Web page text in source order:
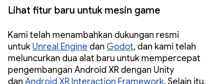
Lihat fitur baru untuk mesin game
Kami telah menambahkan dukungan resmi
untuk Unreal Engine dan Godot, dan kami telah
meluncurkan dua alat baru untuk mempercepat
pengembangan Android XR dengan Unity
dan Android XR Interaction Framework. Selain itu,